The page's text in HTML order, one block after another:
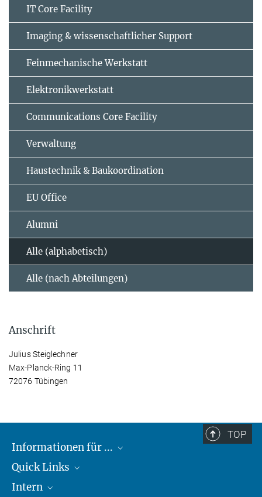
IT Core Facility
Imaging & wissenschaftlicher Support
Feinmechanische Werkstatt
Elektronikwerkstatt
Communications Core Facility
Verwaltung
Haustechnik & Baukoordination
EU Office
Alumni
Alle (alphabetisch)
Alle (nach Abteilungen)
Anschrift
Julius Steiglechner
Max-Planck-Ring 11
72076 Tübingen
TOP
Informationen für ...
Lieferanten
Studierende
Quick Links
Max-Planck-Gesellschaft
Intern